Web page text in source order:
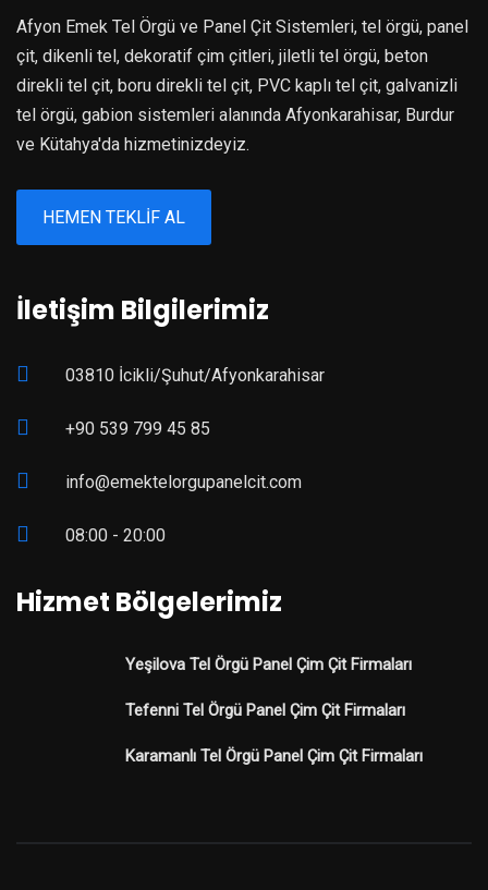
Afyon Emek Tel Örgü ve Panel Çit Sistemleri, tel örgü, panel
çit, dikenli tel, dekoratif çim çitleri, jiletli tel örgü, beton
direkli tel çit, boru direkli tel çit, PVC kaplı tel çit, galvanizli
tel örgü, gabion sistemleri alanında Afyonkarahisar, Burdur
ve Kütahya'da hizmetinizdeyiz.
HEMEN TEKLIF AL
İletişim Bilgilerimiz
03810 İcikli/Şuhut/Afyonkarahisar
+90 539 799 45 85
info@emektelorgupanelcit.com
08:00 - 20:00
Hizmet Bölgelerimiz
Yeşilova Tel Örgü Panel Çim Çit Firmaları
Tefenni Tel Örgü Panel Çim Çit Firmaları
Karamanlı Tel Örgü Panel Çim Çit Firmaları